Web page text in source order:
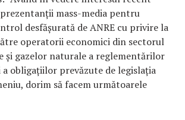
mass-media pentru
desfășurată de ANRE cu privire la
operatorii economici din sectorul
și gazelor naturale a reglementărilor
a obligaţiilor prevăzute de legislaţia
dorim să facem următoarele